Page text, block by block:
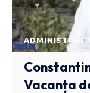
Vacanța